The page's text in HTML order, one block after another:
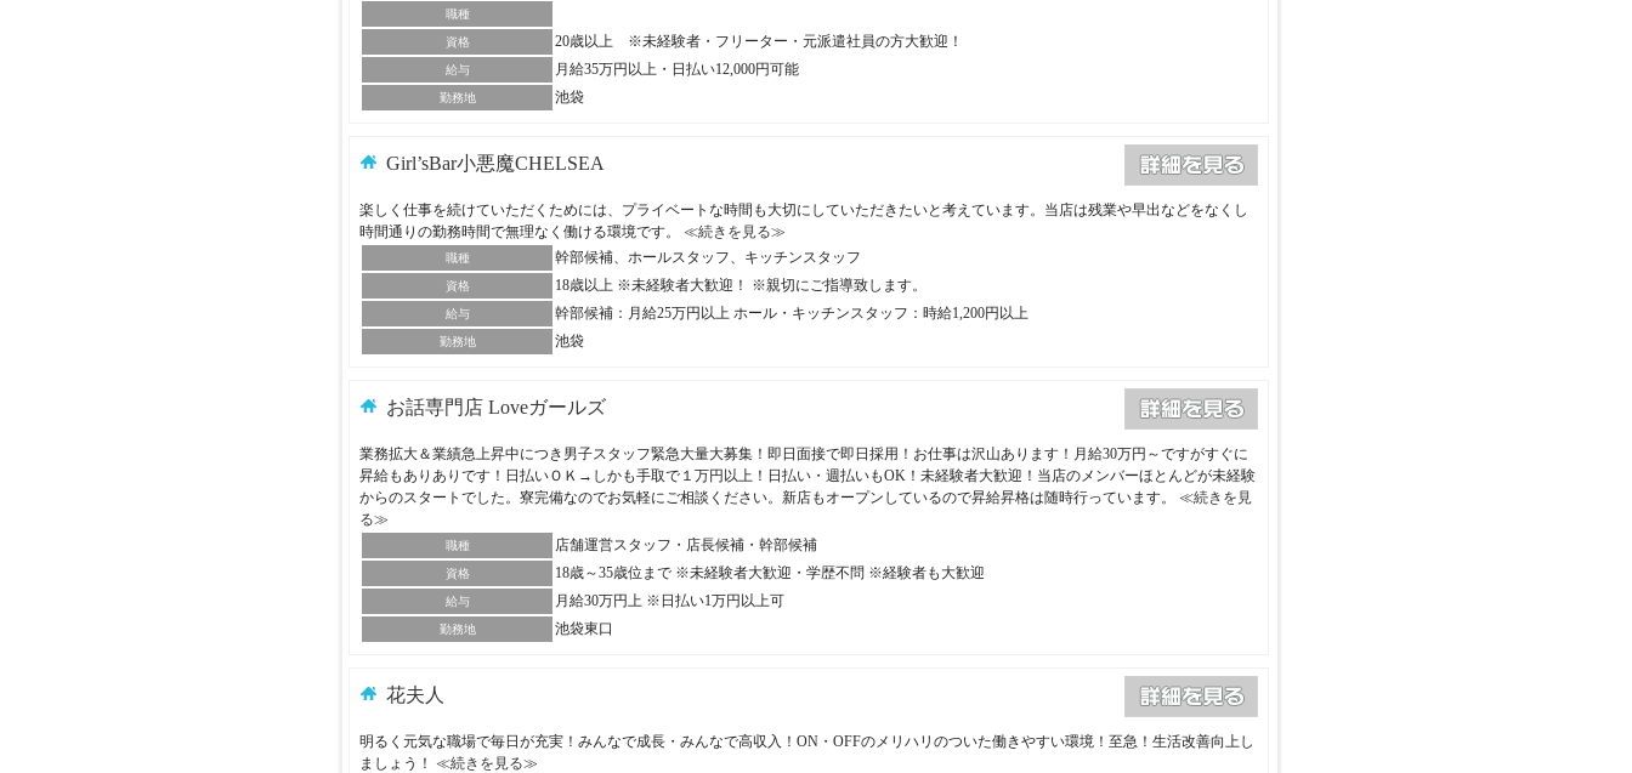
職種
資格 20歳以上 ※未経験者・フリーター・元派遣社員の方大歓迎！
給与 月給35万円以上・日払い12,000円可能
勤務地 池袋
Girl’sBar小悪魔CHELSEA
楽しく仕事を続けていただくためには、プライベートな時間も大切にしていただきたいと考えています。当店は残業や早出などをなくし
時間通りの勤務時間で無理なく働ける環境です。 ≪続きを見る≫
職種 幹部候補、ホールスタッフ、キッチンスタッフ
資格 18歳以上 ※未経験者大歓迎！ ※親切にご指導致します。
給与 幹部候補：月給25万円以上 ホール・キッチンスタッフ：時給1,200円以上
勤務地 池袋
お話専門店 Loveガールズ
業務拡大＆業績急上昇中につき男子スタッフ緊急大量大募集！即日面接で即日採用！お仕事は沢山あります！月給30万円～ですがすぐに
昇給もありありです！日払いＯＫ→しかも手取で１万円以上！日払い・週払いもOK！未経験者大歓迎！当店のメンバーほとんどが未経験
からのスタートでした。寮完備なのでお気軽にご相談ください。新店もオープンしているので昇給昇格は随時行っています。 ≪続きを見
る≫
職種 店舗運営スタッフ・店長候補・幹部候補
資格 18歳～35歳位まで ※未経験者大歓迎・学歴不問 ※経験者も大歓迎
給与 月給30万円上 ※日払い1万円以上可
勤務地 池袋東口
花夫人
明るく元気な職場で毎日が充実！みんなで成長・みんなで高収入！ON・OFFのメリハリのついた働きやすい環境！至急！生活改善向上し
ましょう！ ≪続きを見る≫